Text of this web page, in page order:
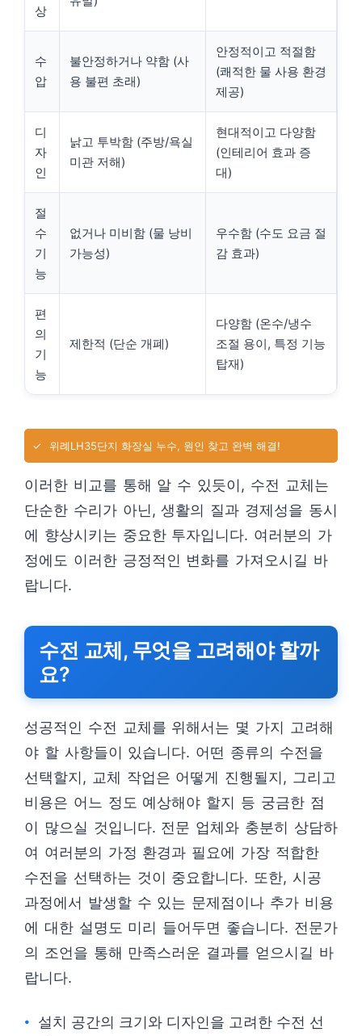
상
수
압
불안정하거나 약함 (사
용 불편 초래)
안정적이고 적절함
(쾌적한 물 사용 환경
제공)
디
자
인
낡고 투박함 (주방/욕실
미관 저해)
현대적이고 다양함
(인테리어 효과 증
대)
절
수
기
능
없거나 미비함 (물 낭비
가능성)
우수함 (수도 요금 절
감 효과)
편
의
기
능
제한적 (단순 개폐)
다양함 (온수/냉수
조절 용이, 특정 기능
탑재)
✓ 위례LH35단지 화장실 누수, 원인 찾고 완벽 해결!
이러한 비교를 통해 알 수 있듯이, 수전 교체는
단순한 수리가 아닌, 생활의 질과 경제성을 동시
에 향상시키는 중요한 투자입니다. 여러분의 가
정에도 이러한 긍정적인 변화를 가져오시길 바
랍니다.
수전 교체, 무엇을 고려해야 할까
요?
성공적인 수전 교체를 위해서는 몇 가지 고려해
야 할 사항들이 있습니다. 어떤 종류의 수전을
선택할지, 교체 작업은 어떻게 진행될지, 그리고
비용은 어느 정도 예상해야 할지 등 궁금한 점
이 많으실 것입니다. 전문 업체와 충분히 상담하
여 여러분의 가정 환경과 필요에 가장 적합한
수전을 선택하는 것이 중요합니다. 또한, 시공
과정에서 발생할 수 있는 문제점이나 추가 비용
에 대한 설명도 미리 들어두면 좋습니다. 전문가
의 조언을 통해 만족스러운 결과를 얻으시길 바
랍니다.
설치 공간의 크기와 디자인을 고려한 수전 선